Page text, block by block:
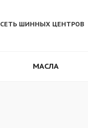
СЕТЬ ШИННЫХ ЦЕНТРОВ
МАСЛА